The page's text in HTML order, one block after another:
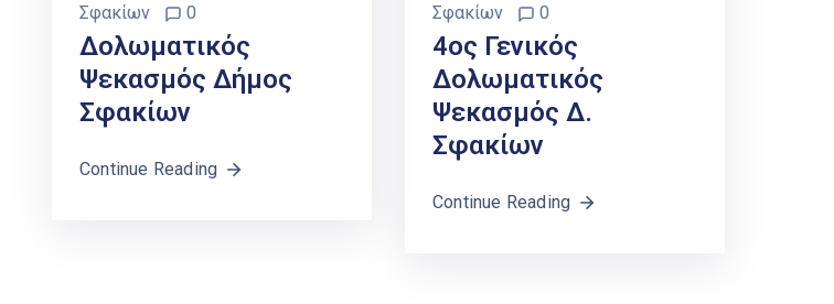
Σφακίων
0
Δολωματικός
Ψεκασμός Δήμος
Σφακίων
Continue Reading
Σφακίων
0
4ος Γενικός
Δολωματικός
Ψεκασμός Δ.
Σφακίων
Continue Reading